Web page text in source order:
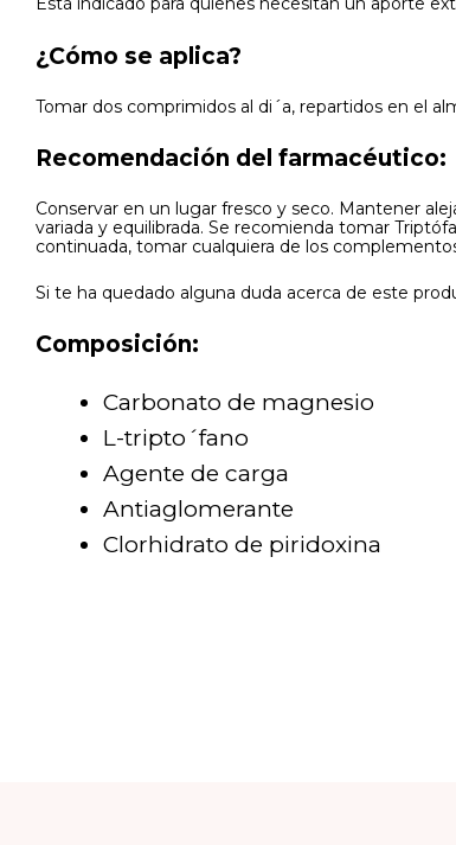
¿Cómo se aplica?
Tomar dos comprimidos al di´a, repartidos en el
Recomendación del farmacéutico:
Conservar en un lugar fresco y seco. Mantener
variada y equilibrada. Se recomienda tomar
continuada, tomar cualquiera de los
Si te ha quedado alguna duda acerca de este
Composición:
Carbonato de magnesio
L-tripto´fano
Agente de carga
Antiaglomerante
Clorhidrato de piridoxina